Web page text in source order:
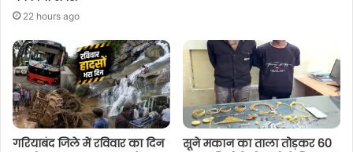
22 hours ago
गरियाबंद जिले में रविवार का दिन
सूने मकान का ताला तोड़कर 60